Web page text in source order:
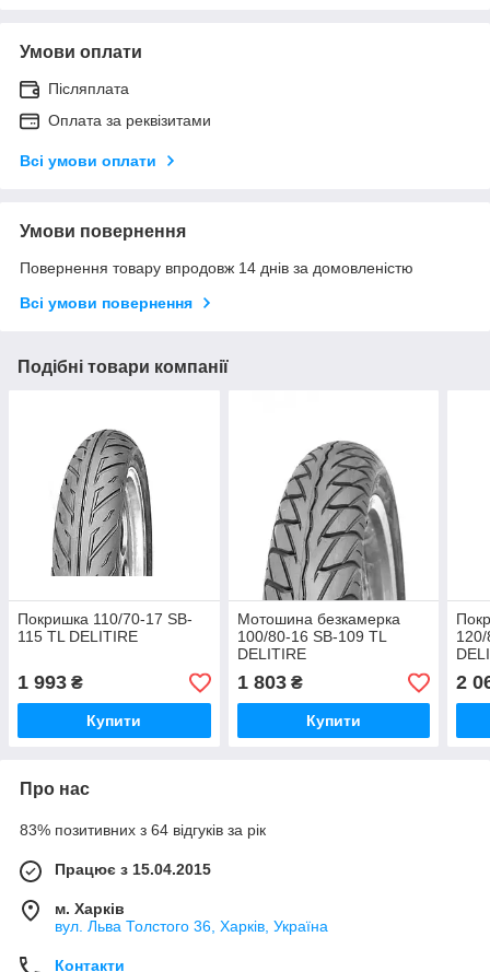
Умови оплати
Післяплата
Оплата за реквізитами
Всі умови оплати
Умови повернення
Повернення товару впродовж 14 днів за домовленістю
Всі умови повернення
Подібні товари компанії
Покришка 110/70-17 SB-
115 TL DELITIRE
1 993 ₴
Купити
Мотошина безкамерка
100/80-16 SB-109 TL
DELITIRE
1 803₴
Купити
2
Про нас
83% позитивних з 64 відгуків за рік
Працює з 15.04.2015
м. Харків
вул. Льва Толстого 36, Харків, Україна
Контакти